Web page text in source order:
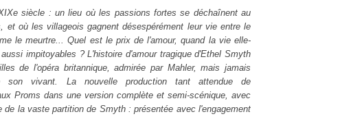
siècle : un lieu où les passions fortes se déchaînent au
et où les villageois gagnent désespérément leur vie entre le
le meurtre... Quel est le prix de l'amour, quand la vie elle-
impitoyables ? L'histoire d'amour tragique d'Ethel Smyth
de l'opéra britannique, admirée par Mahler, mais jamais
son vivant. La nouvelle production tant attendue de
Proms dans une version complète et semi-scénique, avec
de la vaste partition de Smyth : présentée avec l'engagement